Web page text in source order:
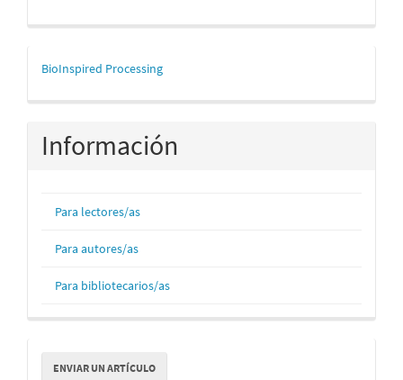
mascerca
BioInspired Processing
Información
Para lectores/as
Para autores/as
Para bibliotecarios/as
Enviar
ENVIAR UN ARTÍCULO